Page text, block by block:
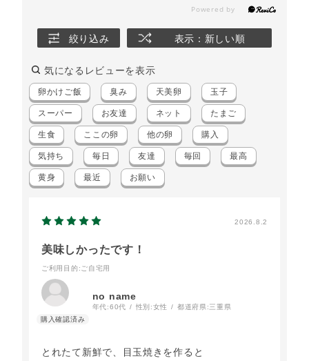
絞り込み 表示：新しい順
気になるレビューを表示
卵かけご飯 臭み 天美卵 玉子
スーパー お友達 ネット たまご
生食 ここの卵 他の卵 購入
気持ち 毎日 友達 毎回 最高
黄身 最近 お願い
2026.8.2
美味しかったです！
ご利用目的 :ご自宅用
no name
年代:60代 性別:女性 都道府県:三重県
とれたて新鮮で、目玉焼きを作ると